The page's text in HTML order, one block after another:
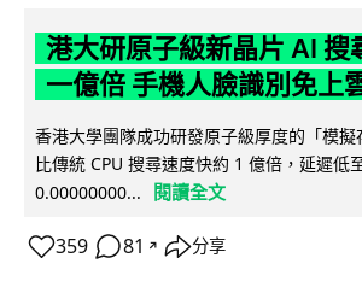
港大研原子級新晶片 AI 搜
一億倍 手機人臉識別免上
香港大學團隊成功研發原子級厚度的「模擬
比傳統 CPU 搜尋速度快約 1 億倍，延遲低
0.00000000...
閱讀全文
359 81 ↗ 分享